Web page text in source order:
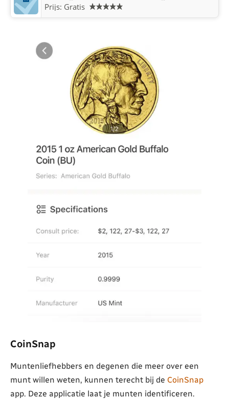
Prijs: Gratis
CoinSnap
Muntenliefhebbers en degenen die meer over een
munt willen weten, kunnen terecht bij de CoinSnap
app. Deze applicatie laat je munten identificeren.